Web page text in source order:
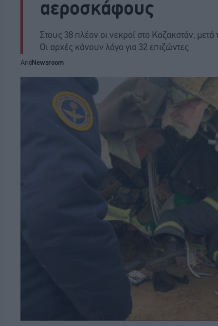
αεροσκάφους
Στους 38 πλέον οι νεκροί στο Καζακστάν,
Οι αρχές κάνουν λόγο για 32 επιζώντες
ΑπόNewsroom